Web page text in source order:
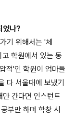
었나?
기 위해서는 '체
학원에서 있는 동
적'인 학원이 엄마들
다 서울대에 보냈기
간다면 인스턴트
부만 하며 학창 시